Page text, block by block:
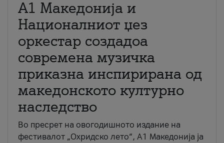
А1 Македонија и
Националниот џез
оркестар создадоа
современа музичка
приказна инспирирана од
македонското културно
наследство
Во пресрет на овогодишното издание на
фестивалот „Охридско лето“, А1 Македонија ја